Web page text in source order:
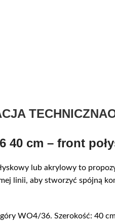
TECHNICZNA
40 cm – front
lub akrylowy to
linii, aby stworzyć spójną
WO4/36. Szerokość: 40